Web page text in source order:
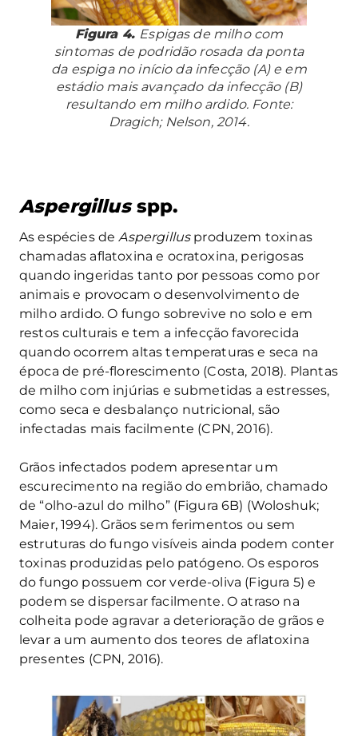
Figura 4. Espigas de milho com
sintomas de podridão rosada da ponta
da espiga no início da infecção (A) e em
estádio mais avançado da infecção (B)
resultando em milho ardido. Fonte:
Dragich; Nelson, 2014.
Aspergillusspp.
As espécies deAspergillus produzem toxinas
chamadas aflatoxina e ocratoxina, perigosas
quando ingeridas tanto por pessoas como por
animais e provocam o desenvolvimento de
milho ardido. O fungo sobrevive no solo e em
restos culturais e tem a infecção favorecida
quando ocorrem altas temperaturas e seca na
época de pré-florescimento (Costa, 2018). Plantas
de milho com injúrias e submetidas a estresses,
como seca e desbalanço nutricional, são
infectadas mais facilmente (CPN, 2016).
Grãos infectados podem apresentar um
escurecimento na região do embrião, chamado
de “olho-azul do milho” (Figura 6B) (Woloshuk;
Maier, 1994). Grãos sem ferimentos ou sem
estruturas do fungo visíveis ainda podem conter
toxinas produzidas pelo patógeno. Os esporos
do fungo possuem cor verde-oliva (Figura 5) e
podem se dispersar facilmente. O atraso na
colheita pode agravar a deterioração de grãos e
levar a um aumento dos teores de aflatoxina
presentes (CPN, 2016).